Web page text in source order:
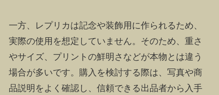
一方、レプリカは記念や装飾用に作られるため、
実際の使用を想定していません。そのため、重さ
やサイズ、プリントの鮮明さなどが本物とは違う
場合が多いです。購入を検討する際は、写真や商
品説明をよく確認し、信頼できる出品者から入手